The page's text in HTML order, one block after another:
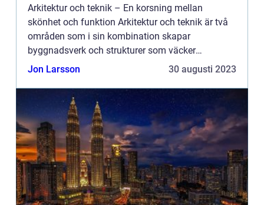
Arkitektur och teknik – En korsning mellan
skönhet och funktion Arkitektur och teknik är två
områden som i sin kombination skapar
byggnadsverk och strukturer som väcker
fascination och beundran. Denna artikeln kommer
Jon Larsson 30 augusti 2023